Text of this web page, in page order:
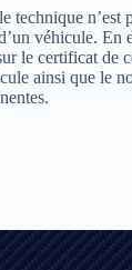
technique n’est
véhicule. En
le certificat de
ainsi que le